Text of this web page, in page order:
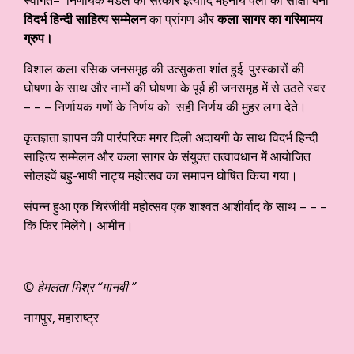
विदर्भ हिन्दी साहित्य सम्मेलनका प्रांगण औरकला सागर का गरिमामय
ग्रुप।
विशाल कला रसिक जनसमूह की उत्सुकता शांत हुई पुरस्कारों की
घोषणा के साथ और नामों की घोषणा के पूर्व ही जनसमूह में से उठते स्वर
– – – निर्णायक गणों के निर्णय को सही निर्णय की मुहर लगा देते।
कृतज्ञता ज्ञापन की पारंपरिक मगर दिली अदायगी के साथ विदर्भ हिन्दी
साहित्य सम्मेलन और कला सागर के संयुक्त तत्वावधान में आयोजित
सोलहवें बहु-भाषी नाट्य महोत्सव का समापन घोषित किया गया।
संपन्न हुआ एक चिरंजीवी महोत्सव एक शाश्वत आशीर्वाद के साथ – – –
कि फिर मिलेंगे। आमीन।
© हेमलता मिश्र “मानवी ”
नागपुर, महाराष्ट्र